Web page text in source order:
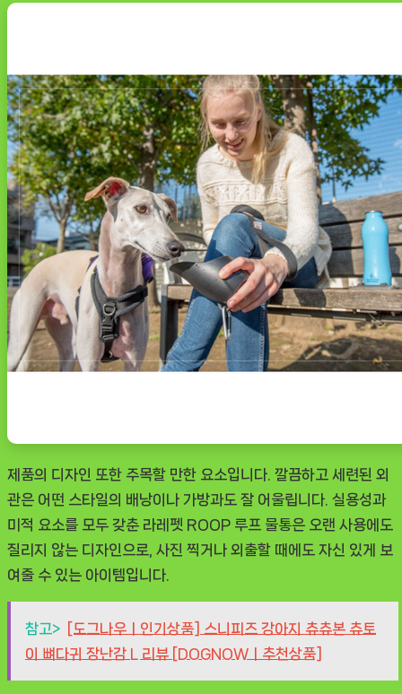
제품의 디자인 또한 주목할 만한 요소입니다. 깔끔하고 세련된 외
관은 어떤 스타일의 배낭이나 가방과도 잘 어울립니다. 실용성과
미적 요소를 모두 갖춘 라레펫 ROOP 루프 물통은 오랜 사용에도
질리지 않는 디자인으로, 사진 찍거나 외출할 때에도 자신 있게 보
여줄 수 있는 아이템입니다.
참고> [도그나우ㅣ인기상품] 스니피즈 강아지 츄츄본 츄토
이 뼈다귀 장난감 L 리뷰 [DOGNOWㅣ추천상품]